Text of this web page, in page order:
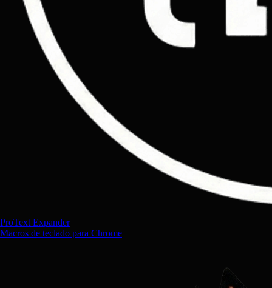
ProText Expander
Macros de teclado para Chrome